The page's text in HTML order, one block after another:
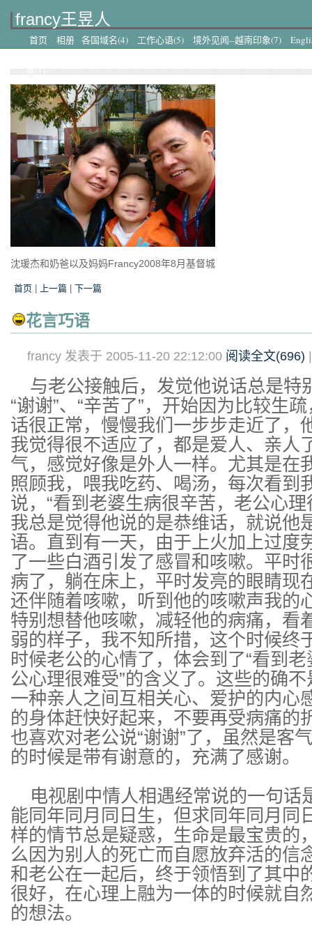
francy王昱人
首页 相册 各国域名(4) 工作心语(5) 境外见闻--越南印象(7)
事(1)
沈瑗杰和奶爸以及妈妈Francy2008年8月基督城
首页 上一篇 下一篇
花言巧语
francy 发表于 2005-11-20 22:12:00 阅读全文(696)
与老公接触后，发觉他说话总是特
“谢谢”、“辛苦了”，开始因为比较生
话很正常，慢慢我们一步步走近了，
我觉得很不适应了，都是爱人、亲人
气，感觉好像是外人一样。尤其是在
照顾我，喂我吃药、喝汤，每次看到
说，“看到老婆生病很辛苦，老公心
我总是觉得他说的是恭维话，就说他
语。直到有一天，由于上火加上过度
了一些白酒引发了感冒和咳嗽。平时
病了，躺在床上，平时发亮的眼睛现
还伴随着咳嗽，听到他的咳嗽声我的
特别想替他咳嗽，减轻他的病痛，看
弱的样子，我不知所措，这个时候终
时候老公的心情了，体会到了“看到
公心理很难受”的含义了。这些的确
一种亲人之间互相关心、爱护的内心
的身体赶快好起来，不要再受病痛的
也喜欢对老公说“谢谢”了，虽然是客
的时候是带有谢意的，充满了感谢。
电视剧中情人相遇经常说的一句话
能同年同月同日生，但求同年同月同
样的情节总是疑惑，生命是最宝贵的
么因为别人的死亡而自愿放弃活的信
和老公在一起后，终于领悟到了其中
很好，在心理上融为一体的时候就自
的想法。